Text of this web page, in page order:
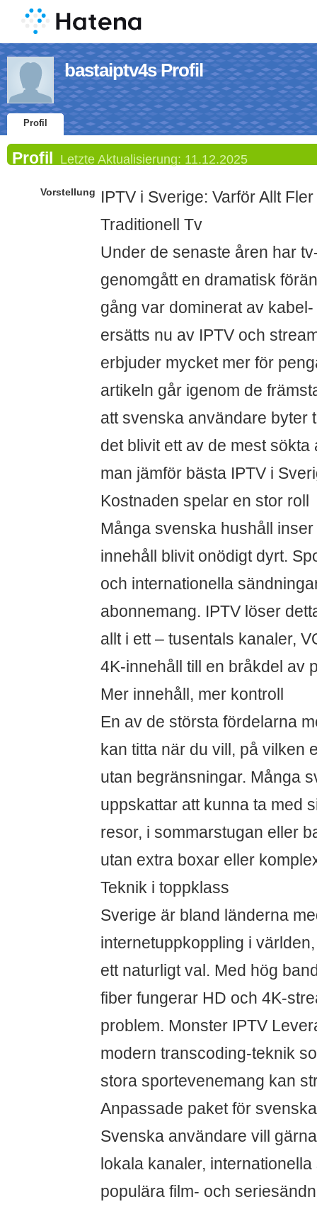
bastaiptv4s Profil
Profil
Profil Letzte Aktualisierung: 11.12.2025
Vorstellung
IPTV i Sverige: Varför Allt
Traditionell Tv
Under de senaste åren har
genomgått en dramatisk
gång var dominerat av
ersätts nu av IPTV och
erbjuder mycket mer för
artikeln går igenom de
att svenska användare byter
det blivit ett av de mest sökta
man jämför bästa IPTV i
Kostnaden spelar en stor roll
Många svenska hushåll
innehåll blivit onödigt dyrt.
och internationella
abonnemang. IPTV löser
allt i ett – tusentals kanaler,
4K-innehåll till en bråkdel av
Mer innehåll, mer kontroll
En av de största fördelarna
kan titta när du vill, på vilken
utan begränsningar. Många
uppskattar att kunna ta med
resor, i sommarstugan eller
utan extra boxar eller
Teknik i toppklass
Sverige är bland länderna
internetuppkoppling i
ett naturligt val. Med hög
fiber fungerar HD och 4K-
problem. Monster IPTV
modern transcoding-teknik
stora sportevenemang kan
Anpassade paket för
Svenska användare vill
lokala kanaler,
populära film- och